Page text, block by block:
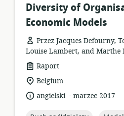
Diversity of
Economic Models
Przez Jacques Defourny,
Louise Lambert, and Marthe
format
zasobów:
Raport
istotna
lokalizacja:
Belgium
język:angielski .
datamarzec 2017